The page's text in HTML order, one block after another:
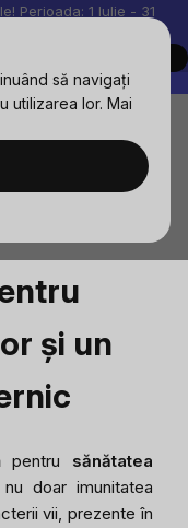
să navigați
utilizarea lor. Mai
Perioada: 1 Iulie - 31
noastre sunt
Coş
de
și un
pentru sănătatea
doar imunitatea
vii, prezente în